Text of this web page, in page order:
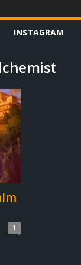
INSTAGRAM
1